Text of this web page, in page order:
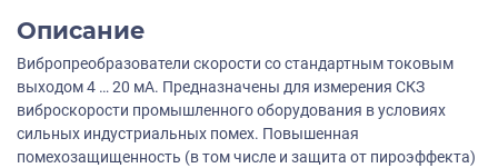
Описание
Вибропреобразователи скорости со стандартным токовым
выходом 4 … 20 мА. Предназначены для измерения СКЗ
виброскорости промышленного оборудования в условиях
сильных индустриальных помех. Повышенная
помехозащищенность (в том числе и защита от пироэффекта)